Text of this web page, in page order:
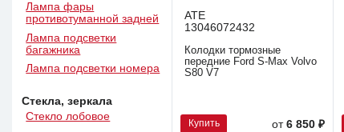
Лампа фары
противотуманной задней
Лампа подсветки
багажника
Лампа подсветки номера
Стекла, зеркала
Стекло лобовое
ATE
13046072432
Колодки тормозные
передние Ford S-Max Volvo
S80 V7
Купить от6 850 ₽